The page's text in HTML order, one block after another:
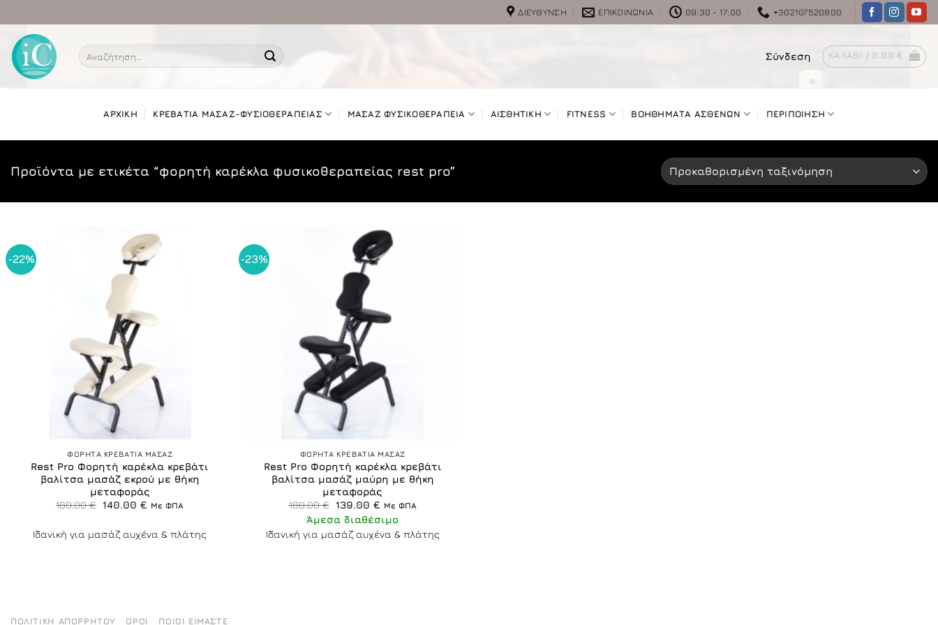
στο
περιεχόμενο
ΔΙΕΎΘΥΝΣΗ ΕΠΙΚΟΙΝΩΝΊΑ 09:30 - 17:00 +302107520800
Αναζήτηση
για:
Σύνδεση ΚΑΛΆΘΙ / 0.00 €
ΑΡΧΙΚΗ ΚΡΕΒΑΤΙΑ ΜΑΣΑΖ-ΦΥΣΙΟΘΕΡΑΠΕΙΑΣ ΜΑΣΑΖ ΦΥΣΙΚΟΘΕΡΑΠΕΙΑ ΑΙΣΘΗΤΙΚΗ FITNESS ΒΟΗΘΗΜΑΤΑ ΑΣΘΕΝΩΝ ΠΕΡΙΠΟΙΗΣΗ
Προϊόντα με ετικέτα “φορητή καρέκλα φυσικοθεραπείας rest pro”
-22%
ΦΟΡΗΤΑ ΚΡΕΒΑΤΙΑ ΜΑΣΑΖ
Rest Pro Φορητή καρέκλα κρεβάτι
βαλίτσα μασάζ εκρού με θήκη
μεταφοράς
180.00€ Original
180.00 €.
140.00€ Η
είναι:
Με ΦΠΑ
Ιδανική για μασάζ αυχένα & πλάτης
-23%
ΦΟΡΗΤΑ ΚΡΕΒΑΤΙΑ ΜΑΣΑΖ
Rest Pro Φορητή καρέκλα κρεβάτι
βαλίτσα μασάζ μαύρη με θήκη
μεταφοράς
180.00€
Original
price
was:
180.00 €.
139.00 €Η
τιμή
είναι:
Με ΦΠΑ
Άμεσα διαθέσιμο
Ιδανική για μασάζ αυχένα & πλάτης
ΠΟΛΙΤΙΚΉ ΑΠΟΡΡΉΤΟΥ ΌΡΟΙ ΠΟΙΟΙ ΕΊΜΑΣΤΕ